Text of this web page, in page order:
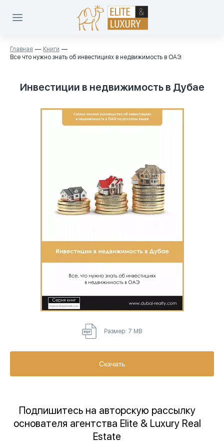
Главная
Книги
Все что нужно знать об инвестициях в недвижимость в ОАЭ.
Инвестиции в недвижимость в Дубае
Размер: 7 MB
Скачать
Подпишитесь на авторскую рассылку
основателя агентства Elite & Luxury Real
Estate